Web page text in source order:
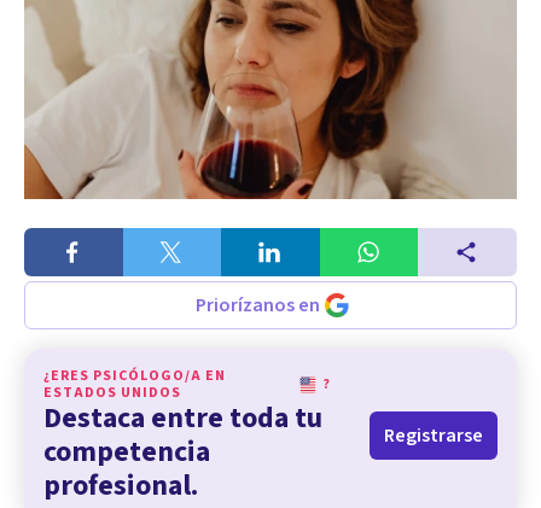
Priorízanos en
¿ERES PSICÓLOGO/A EN
ESTADOS UNIDOS
?
Destaca entre toda tu
competencia
profesional.
Registrarse